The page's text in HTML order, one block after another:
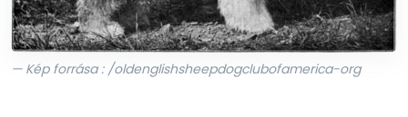
— Kép forrása : /oldenglishsheepdogclubofamerica-org